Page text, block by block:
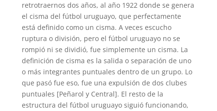
retrotraernos dos años, al año 1922 donde se genera
el cisma del fútbol uruguayo, que perfectamente
está definido como un cisma. A veces escucho
ruptura o división, pero el fútbol uruguayo no se
rompió ni se dividió, fue simplemente un cisma. La
definición de cisma es la salida o separación de uno
o más integrantes puntuales dentro de un grupo. Lo
que pasó fue eso, fue una expulsión de dos clubes
puntuales [Peñarol y Central]. El resto de la
estructura del fútbol uruguayo siguió funcionando,